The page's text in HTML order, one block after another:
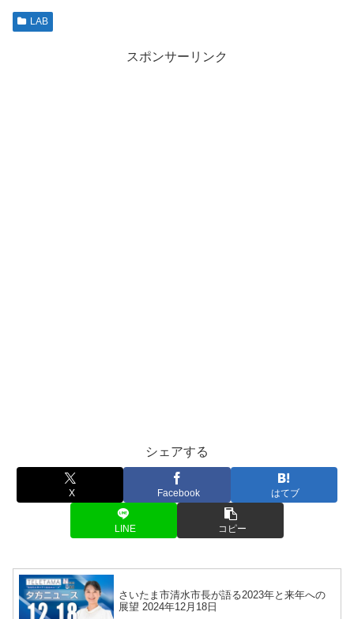
LAB
スポンサーリンク
シェアする
X Facebook はてブ
LINE コピー
さいたま市清水市長が語る2023年と来年への
展望 2024年12月18日